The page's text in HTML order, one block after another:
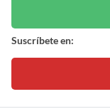
Suscríbete en: